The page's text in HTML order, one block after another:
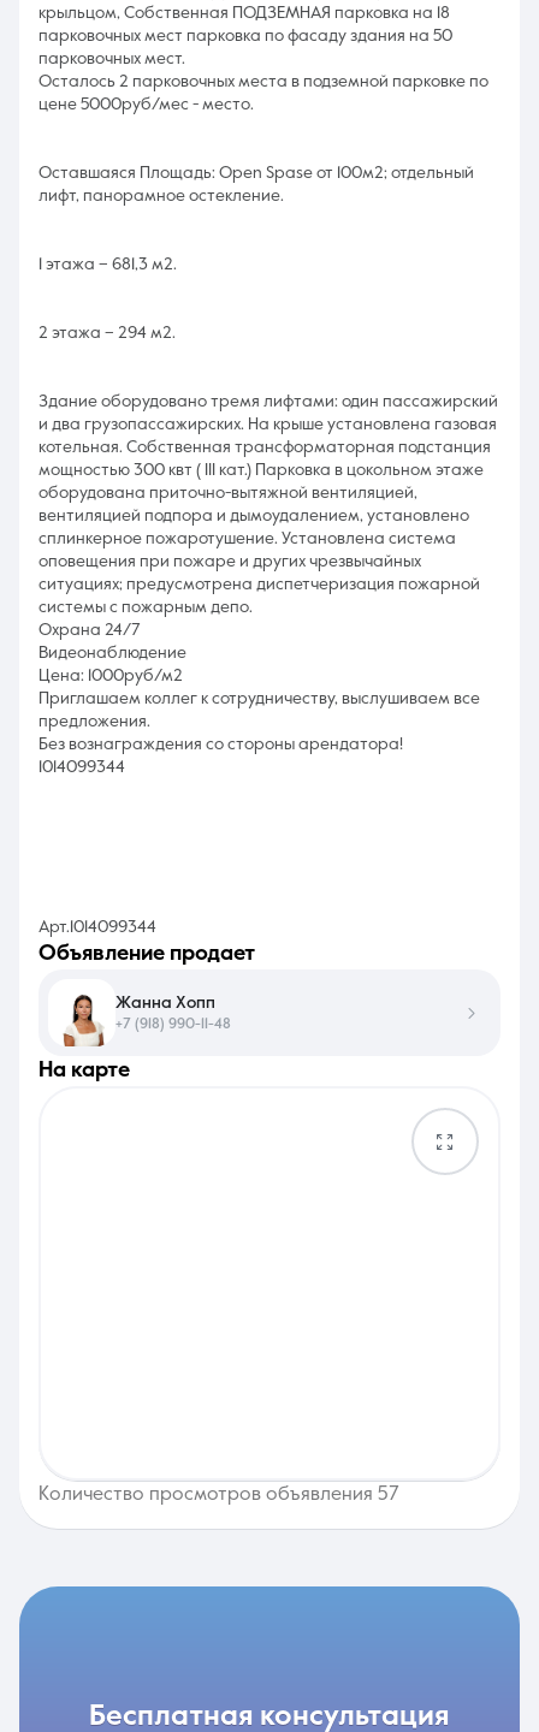
крыльцом, Собственная ПОДЗЕМНАЯ парковка на 18
парковочных мест парковка по фасаду здания на 50
парковочных мест.
Осталось 2 парковочных места в подземной парковке по
цене 5000руб/мес - место.
Оставшаяся Площадь: Open Spase от 100м2; отдельный
лифт, панорамное остекление.
1 этажа – 681,3 м2.
2 этажа – 294 м2.
Здание оборудовано тремя лифтами: один пассажирский
и два грузопассажирских. На крыше установлена газовая
котельная. Собственная трансформаторная подстанция
мощностью 300 квт ( III кат.) Парковка в цокольном этаже
оборудована приточно-вытяжной вентиляцией,
вентиляцией подпора и дымоудалением, установлено
сплинкерное пожаротушение. Установлена система
оповещения при пожаре и других чрезвычайных
ситуациях; предусмотрена диспетчеризация пожарной
системы с пожарным депо.
Охрана 24/7
Видеонаблюдение
Цена: 1000руб/м2
Приглашаем коллег к сотрудничеству, выслушиваем все
предложения.
Без вознаграждения со стороны арендатора!
1014099344
Арт.1014099344
на карте
Количество просмотров объявления 57
объявление продает
Жанна Хопп
+7 (918) 990-11-48
бесплатная консультация